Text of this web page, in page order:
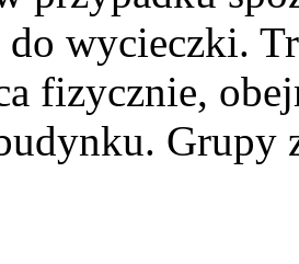
do wycieczki.
fizycznie,
Grupy